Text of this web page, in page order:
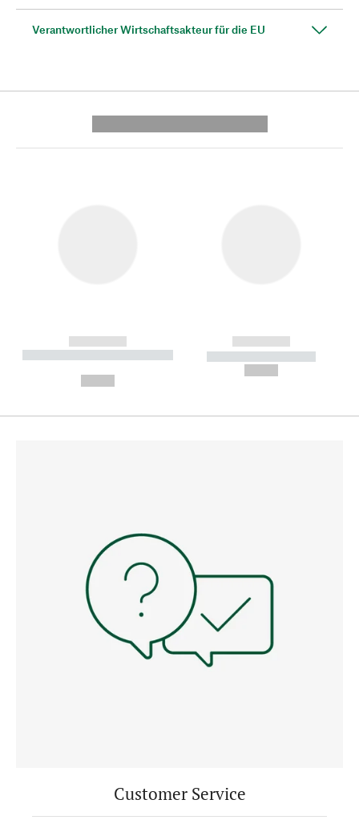
Verantwortlicher Wirtschaftsakteur für die EU
------------
----------- ----------- --------
------------
----------- -----------
Customer Service